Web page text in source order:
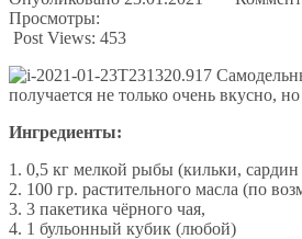
Просмотры:
Post Views: 453
получается не только очень вкусно,
Ингредиенты:
1. 0,5 кг мелкой рыбы (кильки, сардин
2. 100 гр. растительного масла (по
3. 3 пакетика чёрного чая,
4. 1 бульонный кубик (любой)